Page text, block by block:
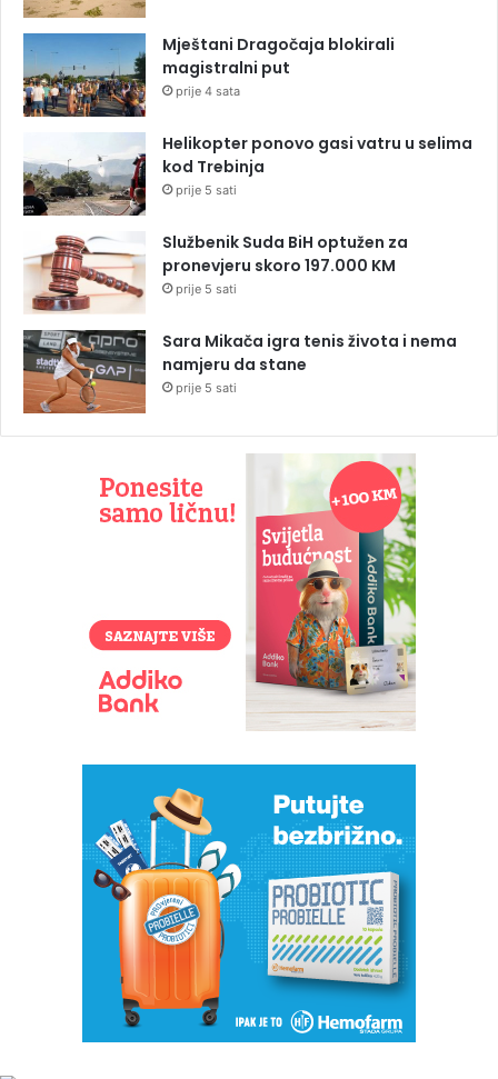
Mještani Dragočaja blokirali
magistralni put
prije 4 sata
Helikopter ponovo gasi vatru u selima
kod Trebinja
prije 5 sati
Službenik Suda BiH optužen za
pronevjeru skoro 197.000 KM
prije 5 sati
Sara Mikača igra tenis života i nema
namjeru da stane
prije 5 sati